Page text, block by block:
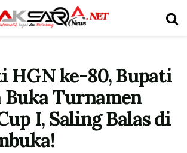
HGN ke-80, Bupati
Buka Turnamen
I, Saling Balas di